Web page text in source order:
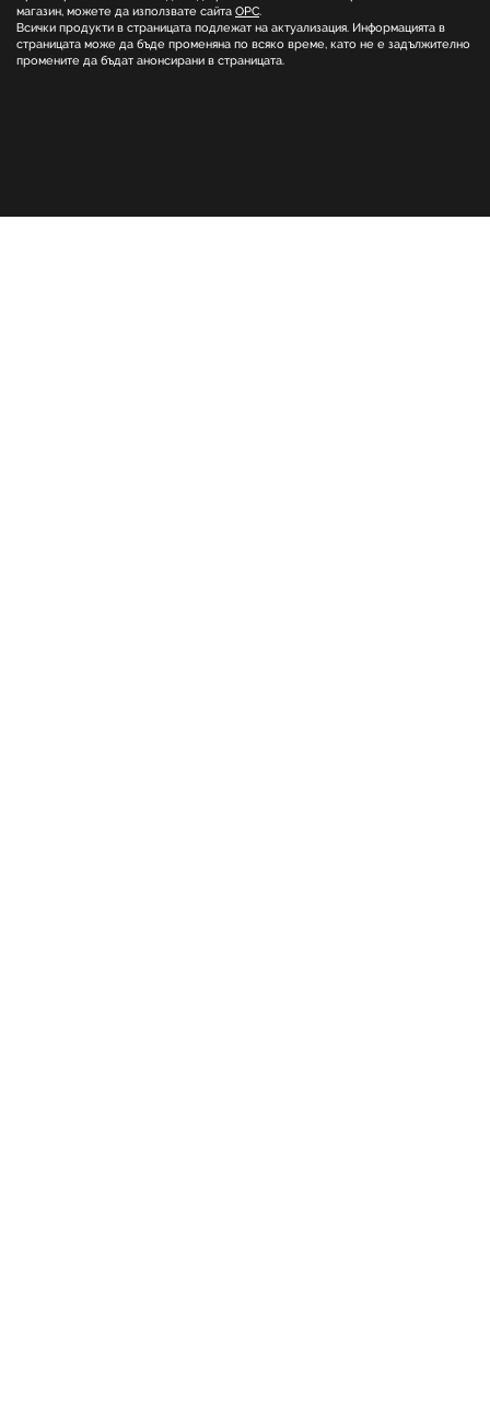
магазин, можете да използвате сайта ОРС.
Всички продукти в страницата подлежат на актуализация. Информацията в
страницата може да бъде променяна по всяко време, като не е задължително
промените да бъдат анонсирани в страницата.